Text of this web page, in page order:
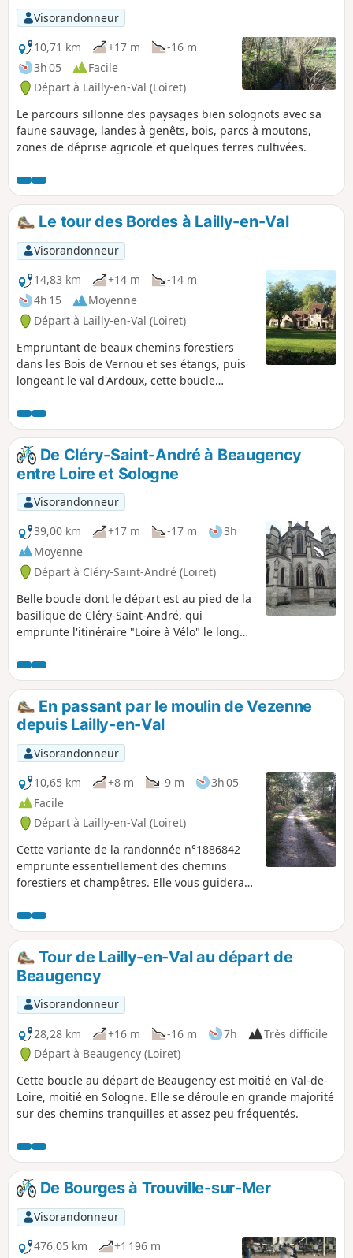
Visorandonneur
10,71 km
+17 m
-16 m
3h 05
Facile
Départ à Lailly-en-Val (Loiret)
Le parcours sillonne des paysages bien solognots avec sa
faune sauvage, landes à genêts, bois, parcs à moutons,
zones de déprise agricole et quelques terres cultivées.
Le tour des Bordes à Lailly-en-Val
Visorandonneur
14,83 km
+14 m
-14 m
4h 15
Moyenne
Départ à Lailly-en-Val (Loiret)
Empruntant de beaux chemins forestiers
dans les Bois de Vernou et ses étangs, puis
longeant le val d'Ardoux, cette boucle
Vezenne, puis de Chaffin, témoins d'une
riche activité d'autrefois.
De Cléry-Saint-André à Beaugency
entre Loire et Sologne
Visorandonneur
39,00 km
+17 m -17 m
3h
Moyenne
Départ à Cléry-Saint-André (Loiret)
Belle boucle dont le départ est au pied de la
basilique de Cléry-Saint-André, qui
emprunte l'itinéraire "Loire à Vélo" le long
par leur histoire sont traversées, Meung-
sur-Loire et Beaugency. Au retour, la
randonnée emprunte le GR®3 au cœur de la
Sologne Orléanaise.
En passant par le moulin de Vezenne
depuis Lailly-en-Val
Visorandonneur
10,65 km
+8 m -9 m
3h 05
Facile
Départ à Lailly-en-Val (Loiret)
Cette variante de la randonnée n°1886842
emprunte essentiellement des chemins
forestiers et champêtres. Elle vous guidera
cadre remarquable. Les forêts de feuillus,
essentiellement peuplées de châtaigniers
alternent avec les landes typiquement
solognotes, colonisées par les genêts. La
Vezenne est un joli ruisseau se fondant dans
la verdure.
Tour de Lailly-en-Val au départ de
Beaugency
Visorandonneur
28,28 km
+16 m -16 m 7h
Très difficile
Départ à Beaugency (Loiret)
Cette boucle au départ de Beaugency est moitié en Val-de-
Loire, moitié en Sologne. Elle se déroule en grande majorité
sur des chemins tranquilles et assez peu fréquentés.
De Bourges à Trouville-sur-Mer
Visorandonneur
476,05 km
+1 196 m